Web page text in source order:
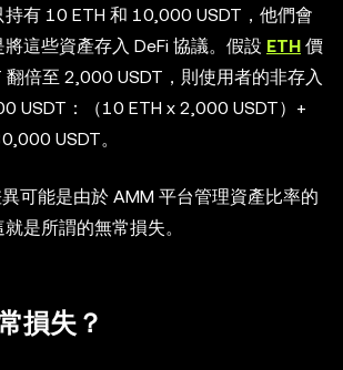
有 10 ETH 和 10,000 USDT，他們會
這些資產存入 DeFi 協議。假設 ETH 價
倍至 2,000 USDT，則使用者的非存入
USDT：（10 ETH x 2,000 USDT）+
USDT。
可能是由於 AMM 平台管理資產比率的
是所謂的無常損失。
損失？